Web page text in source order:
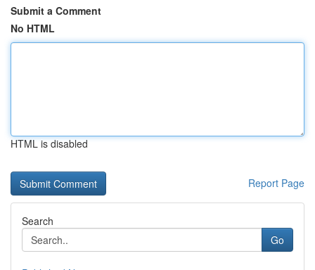
Submit a Comment
No HTML
HTML is disabled
Report Page
Search
Go